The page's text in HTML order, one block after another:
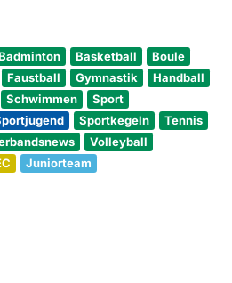
Basketball
Boule
Faustball Gymnastik
Handball
Schwimmen
Sport
Sportkegeln
Tennis
Volleyball
Juniorteam